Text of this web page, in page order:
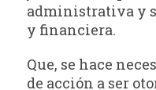
administrativa y
y financiera.
Que, se hace
de acción a ser